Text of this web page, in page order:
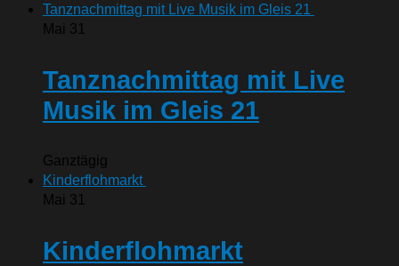
Tanznachmittag mit Live Musik im Gleis 21
Mai 31
Tanznachmittag mit Live
Musik im Gleis 21
Ganztägig
Kinderflohmarkt
Mai 31
Kinderflohmarkt